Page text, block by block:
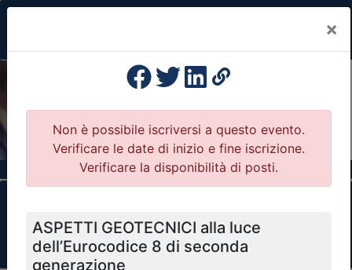
×
Previous
Il portale della formazione per Ordini e
Collegi Professionali